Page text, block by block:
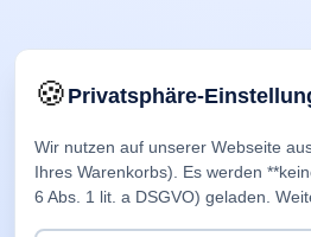
🍪Privatsphäre-
Wir nutzen auf unserer Webseite
Ihres Warenkorbs). Es werden
6 Abs. 1 lit. a DSGVO) geladen.